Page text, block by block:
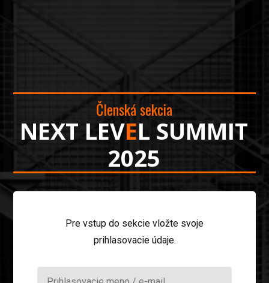
Členská sekcia
NEXT LEVEL SUMMIT
2025
Pre vstup do sekcie vložte svoje
prihlasovacie údaje.